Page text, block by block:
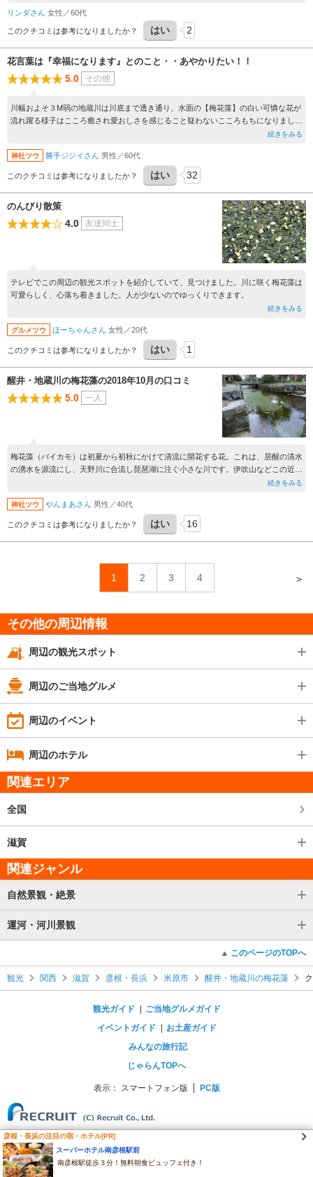
リンダさん 女性／60代
このクチコミは参考になりましたか？ はい 2
花言葉は『幸福になります』とのこと・・あやかりたい！！
5.0 その他
川幅およそ３M弱の地蔵川は川底まで透き通り、水面の【梅花藻】の白い可憐な花が
流れ躍る様子はこころ癒され愛おしさを感じること疑わないこころもちになりまし
続きをみる
神社ツウ 勝手ジジイさん 男性／60代
このクチコミは参考になりましたか？ はい 32
のんびり散策
4.0 友達同士
テレビでこの周辺の観光スポットを紹介していて、見つけました。川に咲く梅花藻は
可愛らしく、心落ち着きました。人が少ないのでゆっくりできます。
続きをみる
グルメツウ ほーちゃんさん 女性／20代
このクチコミは参考になりましたか？ はい 1
醒井・地蔵川の梅花藻の2018年10月の口コミ
5.0 一人
梅花藻（バイカモ）は初夏から初秋にかけて清流に開花する花。これは、居醒の清水
の湧水を源流にし、天野川に合流し琵琶湖に注ぐ小さな川です。伊吹山などこの近辺
は石灰地層が多く、雨水は伏流し長い年月をかけて湧水として出てくるようです。
続きをみる
神社ツウ やんまあさん 男性／40代
このクチコミは参考になりましたか？ はい 16
1 2 3 4 ＞
その他の周辺情報
周辺の観光スポット
周辺のご当地グルメ
周辺のイベント
周辺のホテル
関連エリア
全国
滋賀
関連ジャンル
自然景観・絶景
運河・河川景観
このページのTOPへ
観光 関西 滋賀 彦根・長浜 米原市 醒井・地蔵川の梅花藻
観光ガイド
ご当地グルメガイド
イベントガイド
お土産ガイド
みんなの旅行記
じゃらんTOPへ
表示： スマートフォン版 PC版
彦根・長浜の注目の宿・ホテル[PR]
スーパーホテル南彦根駅前
南彦根駅徒歩３分！無料朝食ビュッフェ付き！